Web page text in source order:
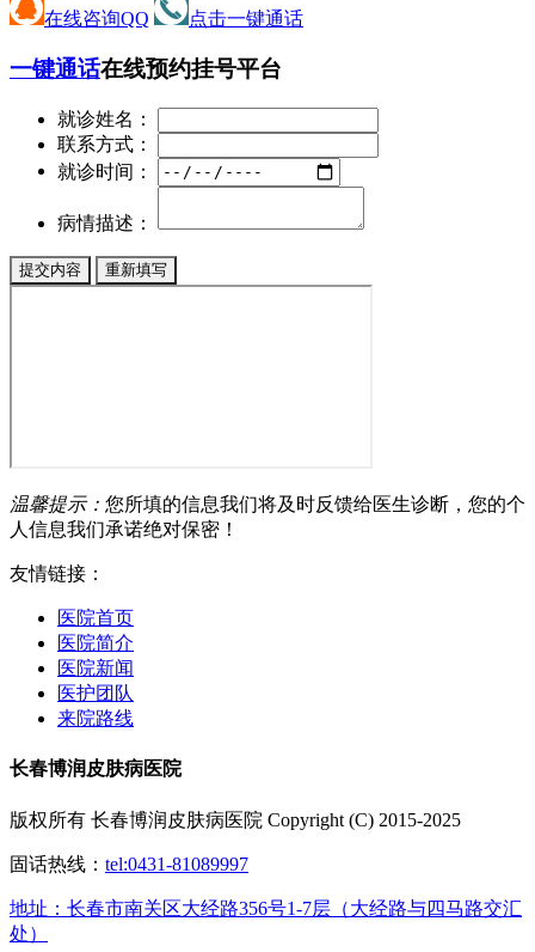
在线咨询QQ 点击一键通话
一键通话在线预约挂号平台
就诊姓名：
联系方式：
就诊时间：
病情描述：
温馨提示： 您所填的信息我们将及时反馈给医生诊断，您的个
人信息我们承诺绝对保密！
友情链接：
医院首页
医院简介
医院新闻
医护团队
来院路线
长春博润皮肤病医院
版权所有 长春博润皮肤病医院 Copyright (C) 2015-2025
固话热线： tel:0431-81089997
地址：长春市南关区大经路356号1-7层（大经路与四马路交汇
处）